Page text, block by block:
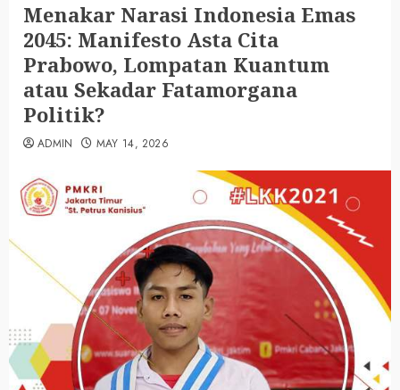
Menakar Narasi Indonesia Emas
2045: Manifesto Asta Cita
Prabowo, Lompatan Kuantum
atau Sekadar Fatamorgana
Politik?
ADMIN MAY 14, 2026